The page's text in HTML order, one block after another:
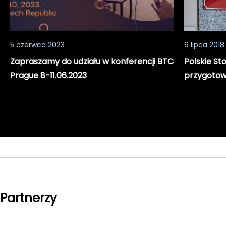
5 czerwca 2023
Zapraszamy do udziału w konferencji BTC
Prague 8-11.06.2023
6 lipca 2018
Polskie
Partnerzy